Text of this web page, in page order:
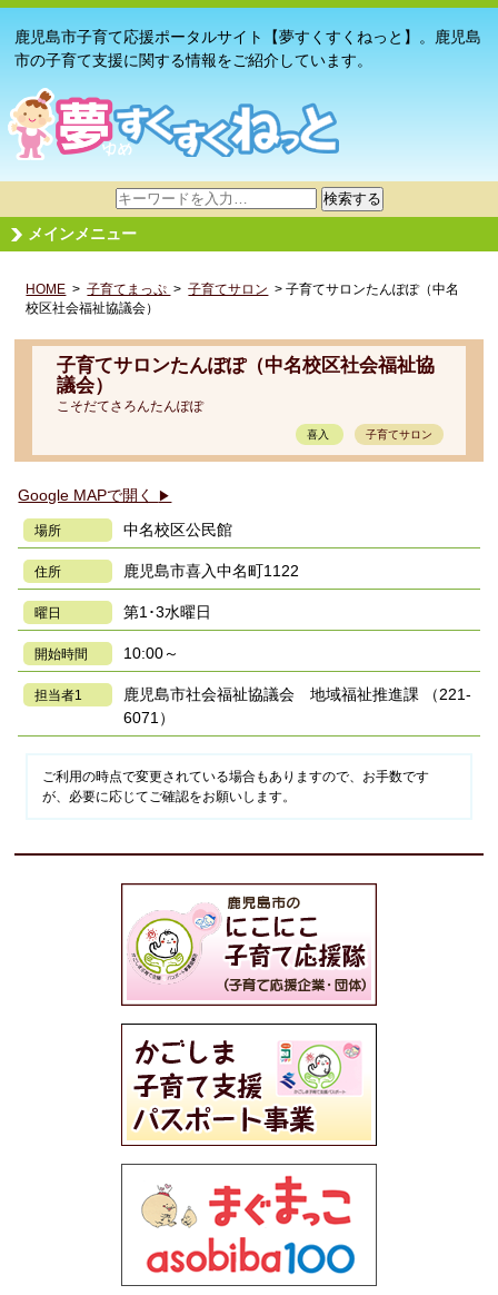
鹿児島市子育て応援ポータルサイト【夢すくすくねっと】。鹿児島
市の子育て支援に関する情報をご紹介しています。
サ
イ
ト
検
索
検索する
メインメニュー
HOME >子育てまっぷ >子育てサロン > 子育てサロンたんぽぽ（中名
校区社会福祉協議会）
子育てサロンたんぽぽ（中名校区社会福祉協
議会）
こそだてさろんたんぽぽ
喜入 子育てサロン
Google MAPで開く ▶
場所 中名校区公民館
住所 鹿児島市喜入中名町1122
曜日 第1･3水曜日
開始時間 10:00～
担当者1
鹿児島市社会福祉協議会 地域福祉推進課 （221-
6071）
ご利用の時点で変更されている場合もありますので、お手数です
が、必要に応じてご確認をお願いします。